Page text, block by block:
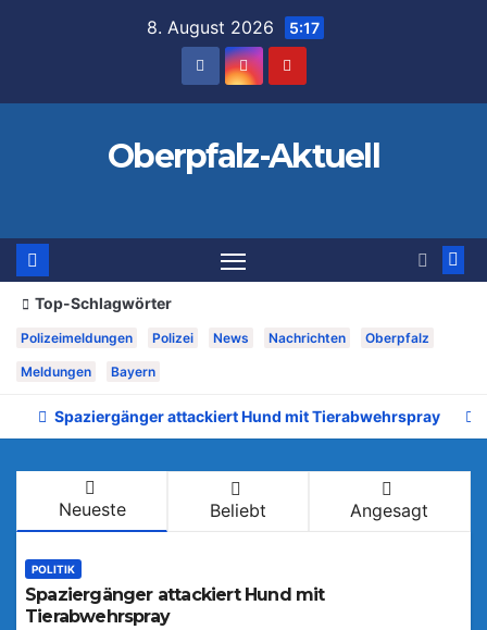
8. August 2026 5:17
Oberpfalz-Aktuell
Top-Schlagwörter
Polizeimeldungen Polizei News Nachrichten Oberpfalz
Meldungen Bayern
Spaziergänger attackiert Hund mit Tierabwehrspray
Neueste Beliebt Angesagt
POLITIK
Spaziergänger attackiert Hund mit
Tierabwehrspray